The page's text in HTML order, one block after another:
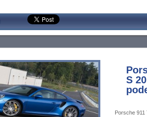
S
Porsche